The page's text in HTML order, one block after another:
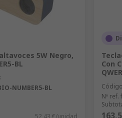
5W Negro,
BL
NUMBER5-BL
52,43 €/unidad
Con
Nº ref.